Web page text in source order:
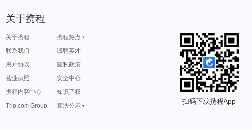
关于携程
关于携程
携程热点
联系我们
诚聘英才
用户协议
隐私政策
营业执照
安全中心
携程内容中心
知识产权
Trip.com Group
算法公示
扫码下载携程App